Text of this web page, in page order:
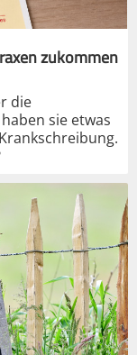
zukommen
die
sie etwas